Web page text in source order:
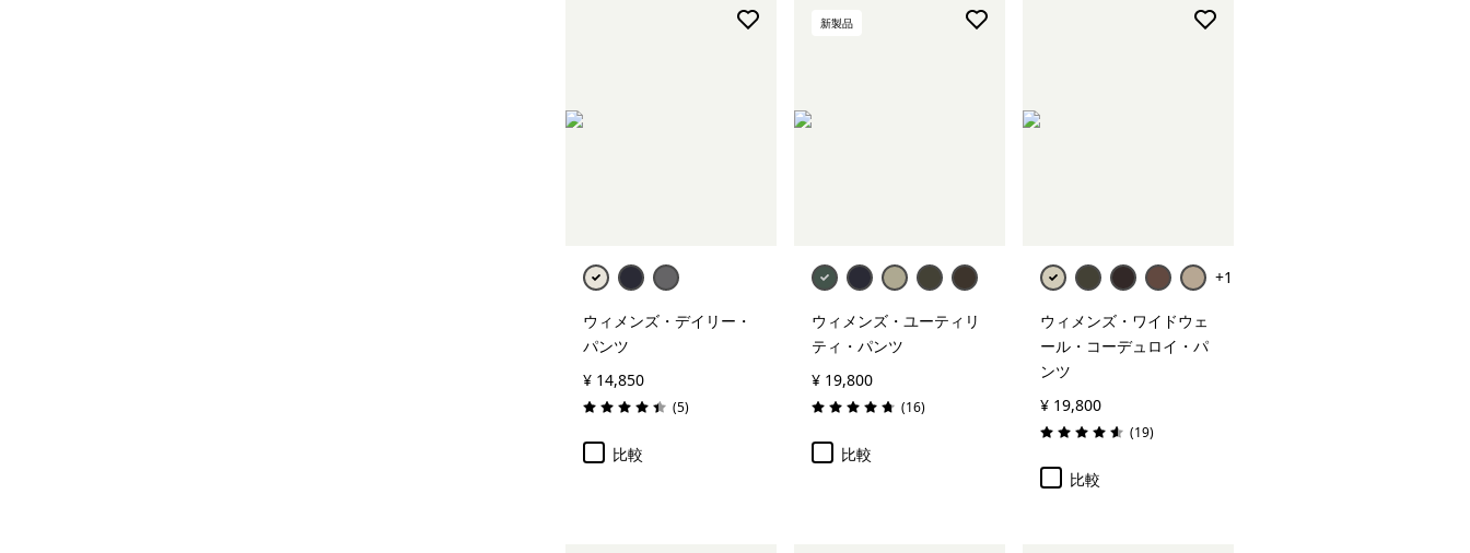
ウィメンズ・デイリー・
パンツ
¥ 14,850
評価: 4.4 / 5 (5レビュー
)
比較
新製品
ウィメンズ・ユーティリ
ティ・パンツ
¥ 19,800
評価: 4.8 / 5 (16レビュー
)
比較
+1
ウィメンズ・ワイドウェ
ール・コーデュロイ・パ
ンツ
¥ 19,800
評価: 4.6 / 5 (19レビュー
)
比較